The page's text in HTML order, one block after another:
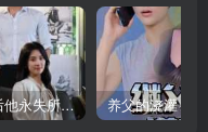
假戏真做后他永失所爱（60集）程澄＆杨珞仟